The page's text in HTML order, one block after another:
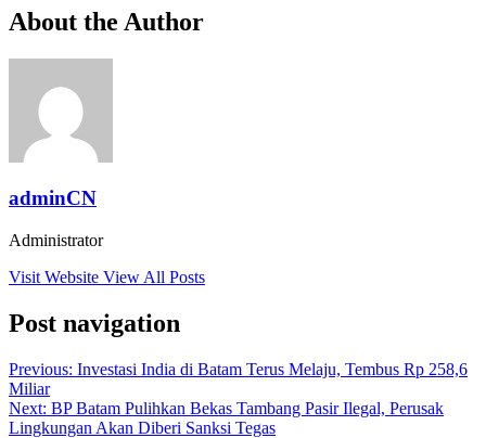
About the Author
adminCN
Administrator
Visit Website View All Posts
Post navigation
Previous: Investasi India di Batam Terus Melaju, Tembus Rp 258,6
Miliar
Next: BP Batam Pulihkan Bekas Tambang Pasir Ilegal, Perusak
Lingkungan Akan Diberi Sanksi Tegas